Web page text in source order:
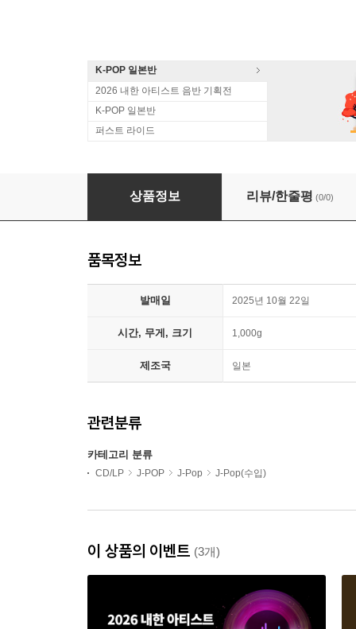
K-POP 일본반
2026 내한 아티스트 음반 기획전
K-POP 일본반
퍼스트 라이드
LiSA (리사) - Best - Way -
상품정보 리뷰/한줄평 (0/0)
품목정보
발매일 2025년 10월 22일
시간, 무게, 크기 1,000g
제조국 일본
관련분류
카테고리 분류
CD/LP J-POP J-Pop J-Pop(수입)
이 상품의 이벤트 (3개)